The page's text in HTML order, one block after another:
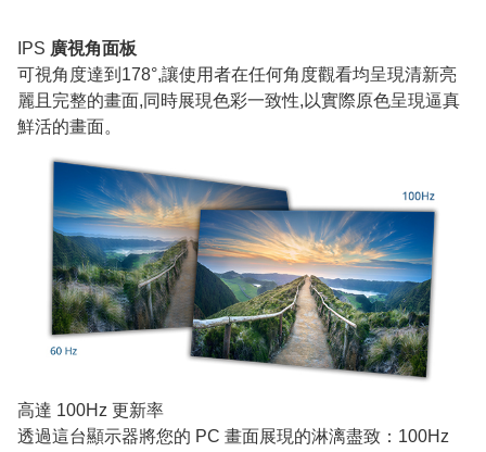
IPS 廣視角面板
可視角度達到178°,讓使用者在任何角度觀看均呈現清新亮
麗且完整的畫面,同時展現色彩一致性,以實際原色呈現逼真
鮮活的畫面。
高達 100Hz 更新率
透過這台顯示器將您的 PC 畫面展現的淋漓盡致：100Hz